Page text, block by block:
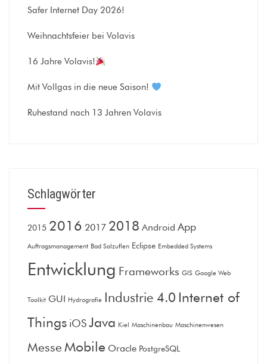
Safer Internet Day 2026!
Weihnachtsfeier bei Volavis
16 Jahre Volavis!
Mit Vollgas in die neue Saison!
Ruhestand nach 13 Jahren Volavis
Schlagwörter
2015 2016 2017 2018 Android App
Auftragsmanagement Bad Salzuflen Eclipse Embedded Systems
Entwicklung Frameworks GIS Google Web
Toolkit GUI Hydrografie Industrie 4.0 Internet of
Things iOSJava Kiel Maschinenbau Maschinenwesen
Messe Mobile Oracle PostgreSQL